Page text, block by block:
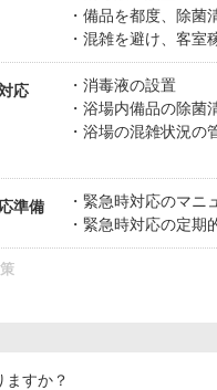
備品を都度、除菌
混雑を避け、客室
応
消毒液の設置
浴場内備品の除菌
浴場の混雑状況の
準備
緊急時対応のマニ
緊急時対応の定期
ますか？